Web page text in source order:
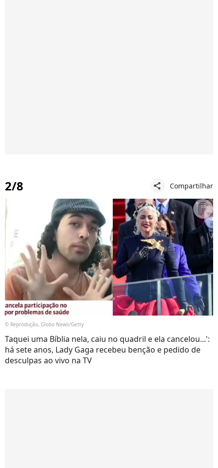
2/8 share Compartilhar
© Reprodução, Globo News/Getty
Taquei uma Bíblia nela, caiu no quadril e ela cancelou...':
há sete anos, Lady Gaga recebeu benção e pedido de
desculpas ao vivo na TV